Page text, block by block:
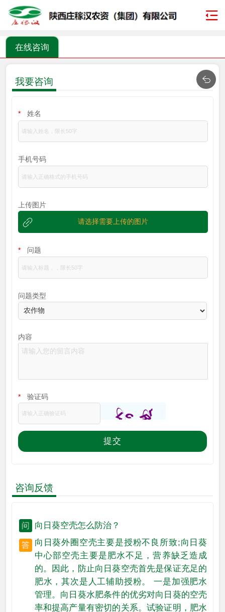
在线咨询
我要咨询
* 姓名
手机号码
上传图片
请选择需要上传的图片
* 问题
问题类型
内容
* 验证码
咨询反馈
向日葵空壳怎么防治？
向日葵外圈空壳主要是授粉不良所致;向日葵
中心部空壳主要是肥水不足，营养缺乏造成
的。因此，防止向日葵空壳首先是保证充足的
肥水，其次是人工辅助授粉。 一是加强肥水
管理。向日葵水肥条件的优劣对向日葵的空壳
率和提高产量有密切的关系。试验证明，肥水